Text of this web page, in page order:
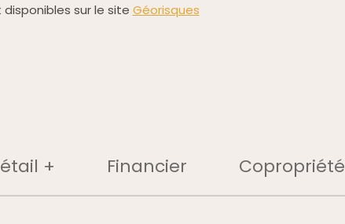
sur le site Géorisques
+ Financier Copropriété